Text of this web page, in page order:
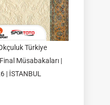
VAN
Türkiye
Müsabakaları |
| İSTANBUL